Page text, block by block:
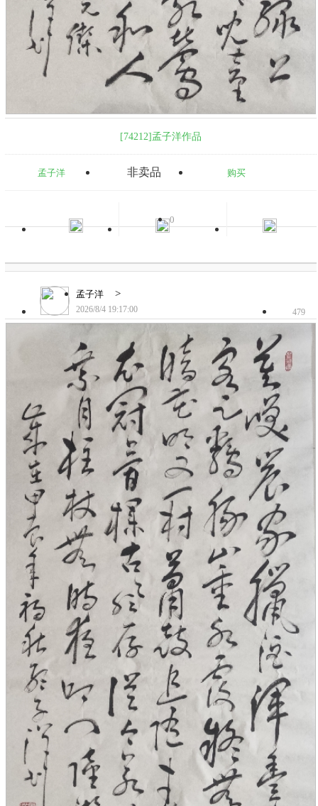
[74212]孟子洋作品
孟子洋 非卖品 购买
0
孟子洋 >
2026/8/4 19:17:00 479